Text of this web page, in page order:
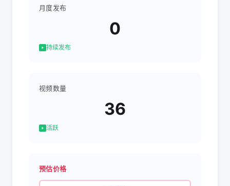
月度发布
0
持续发布
视频数量
36
活跃
预估价格